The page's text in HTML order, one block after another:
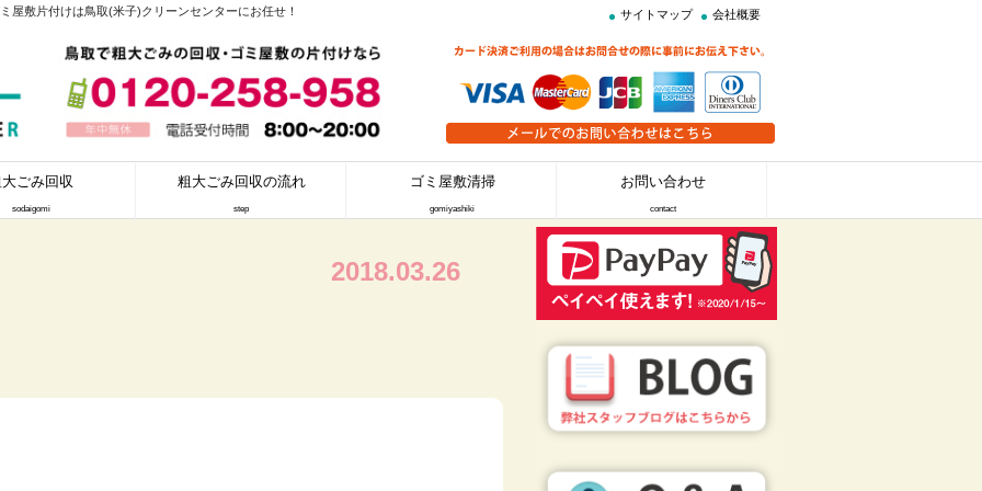
敷片付けは鳥取(米子)クリーンセンターにお任せ！ サイトマップ 会社概要
ごみ回収
sodaigomi
粗大ごみ回収の流れ
step
ゴミ屋敷清掃
gomiyashiki
お問い合わせ
contact
2018.03.26